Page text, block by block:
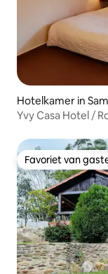
Hotelkamer in
Yvy Casa Hotel /
Favoriet van
Favoriet van